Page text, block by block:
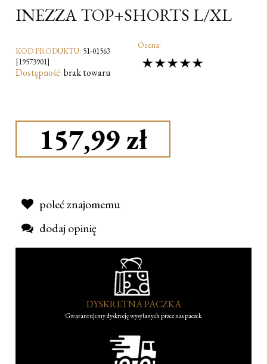
INEZZA TOP+SHORTS L/XL
KOD PRODUKTU: 51-01563
[19573901]
Dostępność:brak towaru
Ocena:
157,99 zł
poleć znajomemu
dodaj opinię
DYSKRETNA PACZKA
Gwarantujemy dyskrecję wysyłanych przez nas paczek